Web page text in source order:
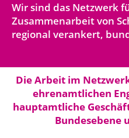
Wir sind das Netzwerk
Zusammenarbeit von
regional verankert,
Die Arbeit im
ehrenamtlichen
hauptamtliche
Bundesebene